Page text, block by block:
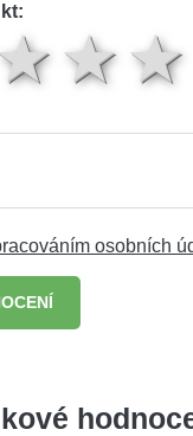
4
3
2
osobních